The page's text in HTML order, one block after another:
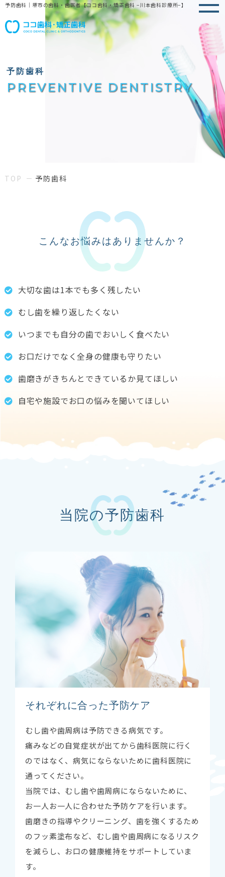
予防歯科｜堺市の歯科・歯医者【ココ歯科・矯正歯科 −川本歯科診療所−】
予防歯科
PREVENTIVE DENTISTRY
TOP 予防歯科
こんなお悩みはありませんか？
大切な歯は1本でも多く残したい
むし歯を繰り返したくない
いつまでも自分の歯でおいしく食べたい
お口だけでなく全身の健康も守りたい
歯磨きがきちんとできているか見てほしい
自宅や施設でお口の悩みを聞いてほしい
当院の予防歯科
それぞれに合った予防ケア
むし歯や歯周病は予防できる病気です。
痛みなどの自覚症状が出てから歯科医院に行く
のではなく、病気にならないために歯科医院に
通ってください。
当院では、むし歯や歯周病にならないために、
お一人お一人に合わせた予防ケアを行います。
歯磨きの指導やクリーニング、歯を強くするため
のフッ素塗布など、むし歯や歯周病になるリスク
を減らし、お口の健康維持をサポートしていま
す。